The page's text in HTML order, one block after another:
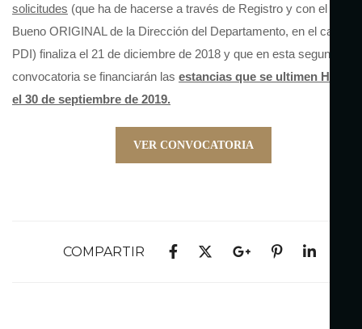
solicitudes (que ha de hacerse a través de Registro y con el Visto
Bueno ORIGINAL de la Dirección del Departamento, en el caso
PDI) finaliza el 21 de diciembre de 2018 y que en esta segunda
convocatoria se financiarán las estancias que se ultimen HASTA
el 30 de septiembre de 2019.
VER CONVOCATORIA
COMPARTIR